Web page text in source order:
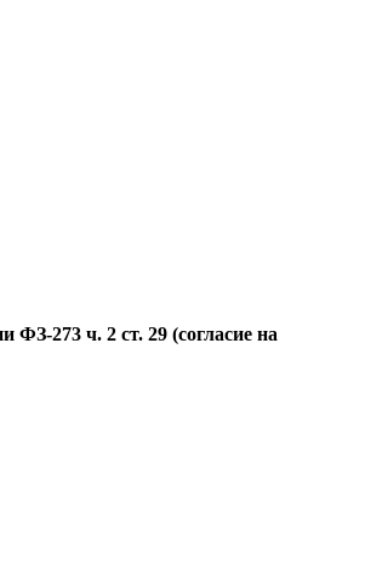
273 ч. 2 ст. 29 (согласие на